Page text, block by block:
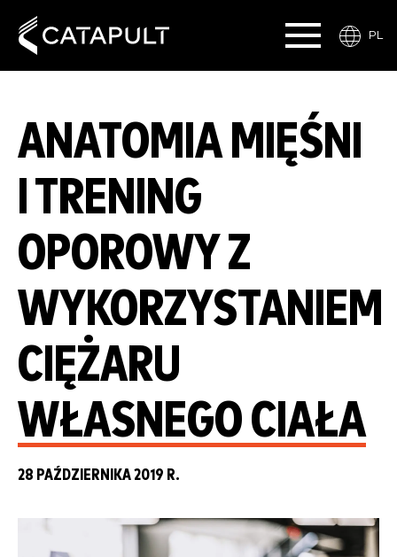
PL
ANATOMIA MIĘŚNI
I TRENING
OPOROWY Z
WYKORZYSTANIEM
CIĘŻARU
WŁASNEGO CIAŁA
28 PAŹDZIERNIKA 2019 R.